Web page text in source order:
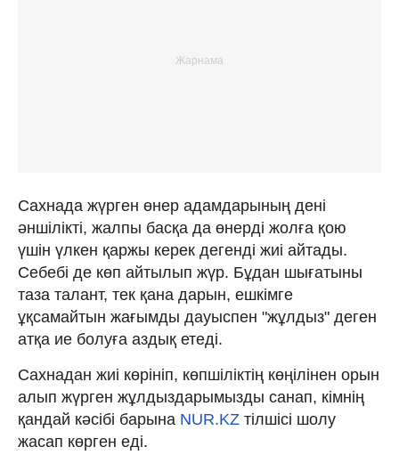
Сахнада жүрген өнер адамдарының дені
әншілікті, жалпы басқа да өнерді жолға қою
үшін үлкен қаржы керек дегенді жиі айтады.
Себебі де көп айтылып жүр. Бұдан шығатыны
таза талант, тек қана дарын, ешкімге
ұқсамайтын жағымды дауыспен "жұлдыз" деген
атқа ие болуға аздық етеді.
Сахнадан жиі көрініп, көпшіліктің көңілінен орын
алып жүрген жұлдыздарымызды санап, кімнің
қандай кәсібі барына NUR.KZ тілшісі шолу
жасап көрген еді.